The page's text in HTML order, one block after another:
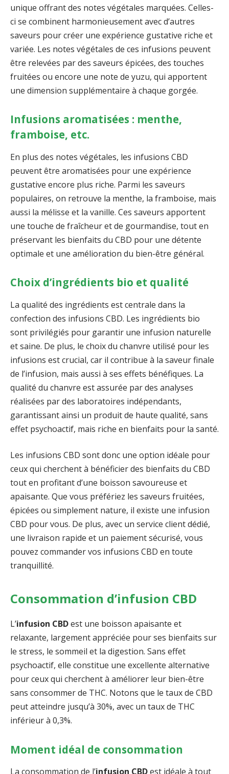
unique offrant des notes végétales marquées. Celles-
ci se combinent harmonieusement avec d’autres
saveurs pour créer une expérience gustative riche et
variée. Les notes végétales de ces infusions peuvent
être relevées par des saveurs épicées, des touches
fruitées ou encore une note de yuzu, qui apportent
une dimension supplémentaire à chaque gorgée.
Infusions aromatisées : menthe,
framboise, etc.
En plus des notes végétales, les infusions CBD
peuvent être aromatisées pour une expérience
gustative encore plus riche. Parmi les saveurs
populaires, on retrouve la menthe, la framboise, mais
aussi la mélisse et la vanille. Ces saveurs apportent
une touche de fraîcheur et de gourmandise, tout en
préservant les bienfaits du CBD pour une détente
optimale et une amélioration du bien-être général.
Choix d’ingrédients bio et qualité
La qualité des ingrédients est centrale dans la
confection des infusions CBD. Les ingrédients bio
sont privilégiés pour garantir une infusion naturelle
et saine. De plus, le choix du chanvre utilisé pour les
infusions est crucial, car il contribue à la saveur finale
de l’infusion, mais aussi à ses effets bénéfiques. La
qualité du chanvre est assurée par des analyses
réalisées par des laboratoires indépendants,
garantissant ainsi un produit de haute qualité, sans
effet psychoactif, mais riche en bienfaits pour la santé.
Les infusions CBD sont donc une option idéale pour
ceux qui cherchent à bénéficier des bienfaits du CBD
tout en profitant d’une boisson savoureuse et
apaisante. Que vous préfériez les saveurs fruitées,
épicées ou simplement nature, il existe une infusion
CBD pour vous. De plus, avec un service client dédié,
une livraison rapide et un paiement sécurisé, vous
pouvez commander vos infusions CBD en toute
tranquillité.
Consommation d’infusion CBD
L’infusion CBDest une boisson apaisante et
relaxante, largement appréciée pour ses bienfaits sur
le stress, le sommeil et la digestion. Sans effet
psychoactif, elle constitue une excellente alternative
pour ceux qui cherchent à améliorer leur bien-être
sans consommer de THC. Notons que le taux de CBD
peut atteindre jusqu’à 30%, avec un taux de THC
inférieur à 0,3%.
Moment idéal de consommation
La consommation de l’infusion CBDest idéale à tout